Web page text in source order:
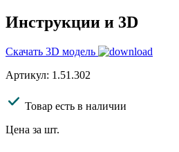
Инструкции и 3D
Скачать 3D модель
Артикул: 1.51.302
Товар есть в наличии
Цена за шт.